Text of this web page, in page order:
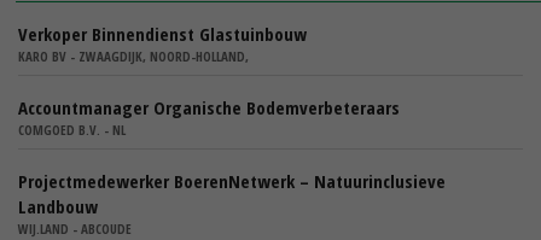
Verkoper Binnendienst Glastuinbouw
KARO BV - ZWAAGDIJK, NOORD-HOLLAND,
Accountmanager Organische Bodemverbeteraars
COMGOED B.V. - NL
Projectmedewerker BoerenNetwerk – Natuurinclusieve
Landbouw
WIJ.LAND - ABCOUDE